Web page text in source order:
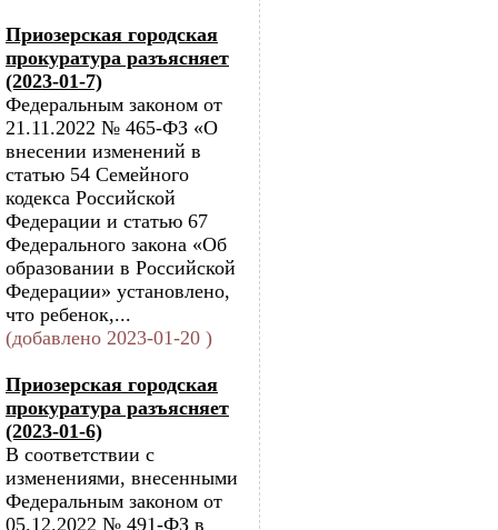
Приозерская городская
прокуратура разъясняет
(2023-01-7)
Федеральным законом от
21.11.2022 № 465-ФЗ «О
внесении изменений в
статью 54 Семейного
кодекса Российской
Федерации и статью 67
Федерального закона «Об
образовании в Российской
Федерации» установлено,
что ребенок,...
(добавлено 2023-01-20 )
Приозерская городская
прокуратура разъясняет
(2023-01-6)
В соответствии с
изменениями, внесенными
Федеральным законом от
05.12.2022 № 491-ФЗ в